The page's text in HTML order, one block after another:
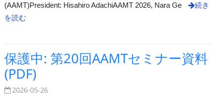
(AAMT)President: Hisahiro AdachiAAMT 2026, Nara Ge
続き
を読む
保護中: 第20回AAMTセミナー資料
(PDF)
2026-05-26